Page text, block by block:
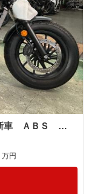
ホンダ レブル２５０ Ｅ−Ｃｌｕｔｃｈ 新車 ＡＢＳ ＬＥＤ
万円